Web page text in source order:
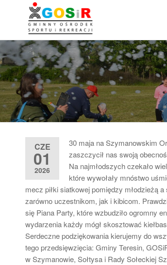
Ośrodek
Sportu i
Teresinie
Zapasy ::
:: Piłka
Sportu i
Rekreacji
w
Teresinie
CZE
01
2026
30 maja na Szymanowskim
zaszczycił nas swoją
Na najmłodszych czekało
które wywołały mnóstwo
mecz piłki siatkowej pomiędzy młodzieżą
zarówno uczestnikom, jak i kibicom.
się Piana Party, które wzbudziło ogromny
wydarzenia każdy mógł skosztować
Serdeczne podziękowania kierujemy do
tego przedsięwzięcia: Gminy Teresin,
w Szymanowie, Sołtysa i Rady Sołeckiej